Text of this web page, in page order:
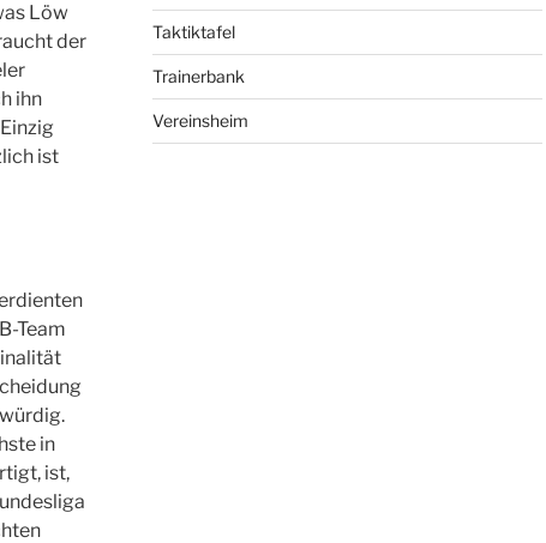
Löw
der
ihn
ist
Team
in
ist,
Taktiktafel
Trainerbank
Vereinsheim